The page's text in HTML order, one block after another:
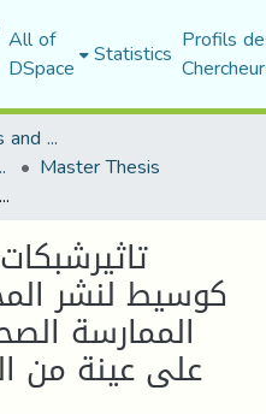
All of
DSpace Statistics Profils
Faculty of Humanities and Social Sciences
Studies Master Thesis
تاثيرشبكات التواصل الاجتماعي كوسيط لنشر المحتوى الصحفي على الممارسة الصحافية دراسة وصفية على عينة من الصحافيين الجزائريين
كوسيط لنشر
الممارسة
على عينة من